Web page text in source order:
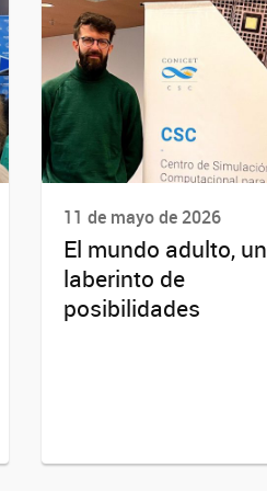
11 de mayo de 2026
El mundo adulto, un
laberinto de
posibilidades